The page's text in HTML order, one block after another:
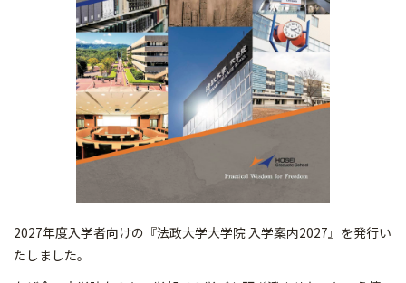
2027年度入学者向けの『法政大学大学院 入学案内2027』を発行い
たしました。